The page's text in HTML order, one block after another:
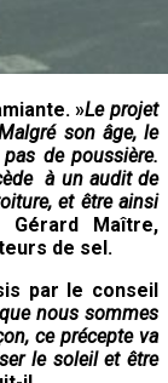
»Le projet
son âge, le
de poussière.
à un audit de
et être ainsi
Gérard Maître,
de sel.
par le conseil
nous sommes
ce précepte va
le soleil et être